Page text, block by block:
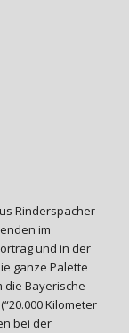
Rinderspacher
im
und in der
ganze Palette
die Bayerische
(“20.000 Kilometer
bei der